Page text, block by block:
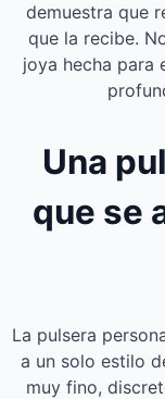
demuestra que
que la recibe.
joya hecha para
Una
que se
La pulsera
a un solo estilo
muy fino,